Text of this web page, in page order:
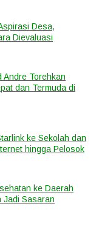
Desa,
Dievaluasi
Andre Torehkan
dan Termuda di
ke Sekolah dan
hingga Pelosok
ke Daerah
Jadi Sasaran